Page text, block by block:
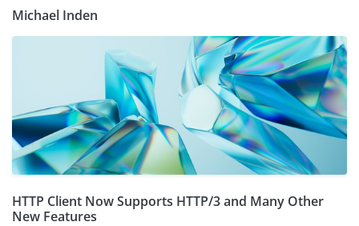
Michael Inden
HTTP Client Now Supports HTTP/3 and Many Other
New Features